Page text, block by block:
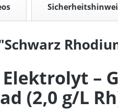
–
(2,0 g/L